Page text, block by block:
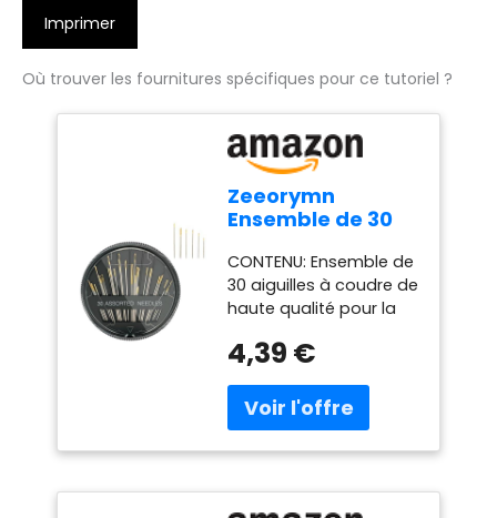
Imprimer
Où trouver les fournitures spécifiques pour ce tutoriel ?
Zeeorymn
Ensemble de 30
Coudre, Disque
Noir Aiguilles à
Coudre à la Main,
Manuel Aiguilles à
Broder, Enfilage
Facile Aiguilles à
Coudre, pour
l'artisanat de
Couture à la Main
CONTENU: Ensemble de
30 aiguilles à coudre de
haute qualité pour la
pour tous vos projets
PRATIQUE: Livré avec
une boîte de
rangement à disque
et une finition faciles
4,39 €